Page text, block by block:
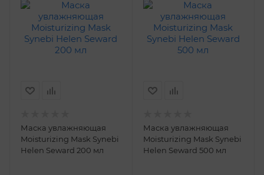
Маска увлажняющая
Moisturizing Mask Synebi
Helen Seward 200 мл
Маска увлажняющая
Moisturizing Mask Synebi
Helen Seward 500 мл